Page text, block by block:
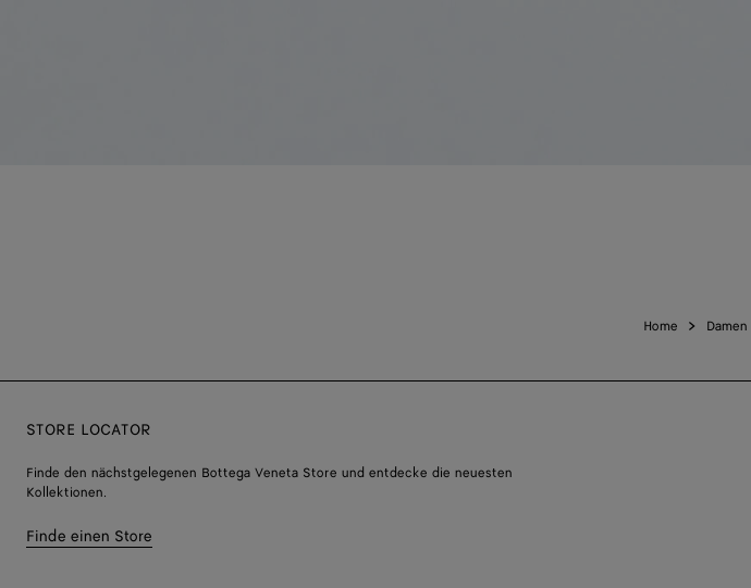
Home Damen
STORE LOCATOR
Finde den nächstgelegenen Bottega Veneta Store und entdecke die neuesten
Kollektionen.
Finde einen Store